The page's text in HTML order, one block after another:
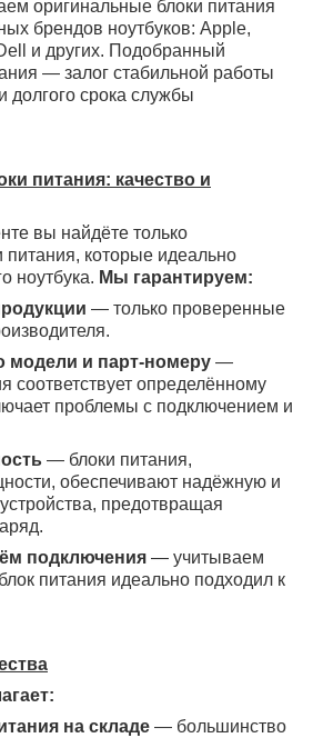
оригинальные блоки питания
брендов ноутбуков: Apple,
и других. Подобранный
— залог стабильной работы
долгого срока службы
питания: качество и
вы найдёте только
питания, которые идеально
ноутбука. Мы гарантируем:
— только проверенные
модели и парт-номеру —
соответствует определённому
проблемы с подключением и
— блоки питания,
обеспечивают надёжную и
предотвращая
подключения — учитываем
питания идеально подходил к
на складе — большинство